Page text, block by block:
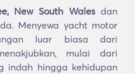
New South Walesdan
Menyewa yacht motor
luar biasa dari
mulai dari
indah hingga kehidupan